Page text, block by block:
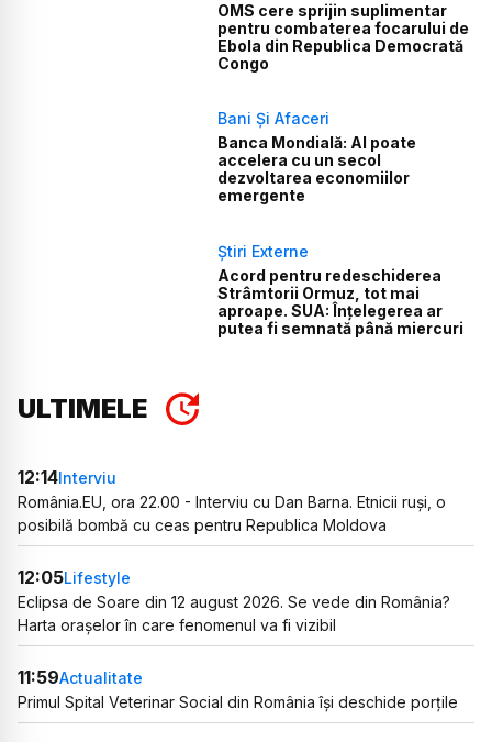
OMS cere sprijin suplimentar
pentru combaterea focarului de
Ebola din Republica Democrată
Congo
Bani Și Afaceri
Banca Mondială: AI poate
accelera cu un secol
dezvoltarea economiilor
emergente
Știri Externe
Acord pentru redeschiderea
Strâmtorii Ormuz, tot mai
aproape. SUA: Înțelegerea ar
putea fi semnată până miercuri
ULTIMELE
12:14Interviu
România.EU, ora 22.00 - Interviu cu Dan Barna. Etnicii ruși, o
posibilă bombă cu ceas pentru Republica Moldova
12:05Lifestyle
Eclipsa de Soare din 12 august 2026. Se vede din România?
Harta orașelor în care fenomenul va fi vizibil
11:59Actualitate
Primul Spital Veterinar Social din România își deschide porțile